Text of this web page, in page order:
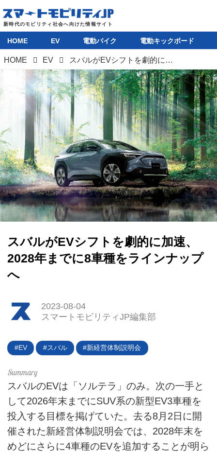
HOME
電動バイク
ライフスタイル
このメディアについて
運営会社
利用規約
HOME EV 電動バイク 電動キックボード
HOME EV スバルがEVシフトを劇的に加速、2028年までに8車種をラインナップへ
スバルがEVシフトを劇的に加速、
2028年までに8車種をラインナップ
へ
2023-08-04
スマートモビリティJP編集部
EV スバル 新経営体制説明会
スバルのEVは「ソルテラ」のみ。次の一手と
して2026年末までにSUV系の新型EV3車種を
投入する目標を掲げていた。去る8月2日に開
催された新経営体制説明会では、2028年末を
めどにさらに4車種のEVを追加することが明ら